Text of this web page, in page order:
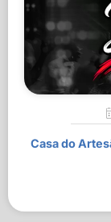
Casa do